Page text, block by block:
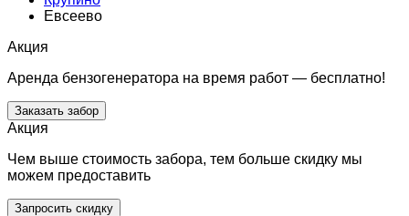
Евсеево
Акция
Аренда бензогенератора на время работ — бесплатно!
Заказать забор
Акция
Чем выше стоимость забора, тем больше скидку мы
можем предоставить
Запросить скидку